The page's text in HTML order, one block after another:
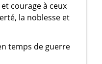
courage à ceux
la noblesse et
temps de guerre